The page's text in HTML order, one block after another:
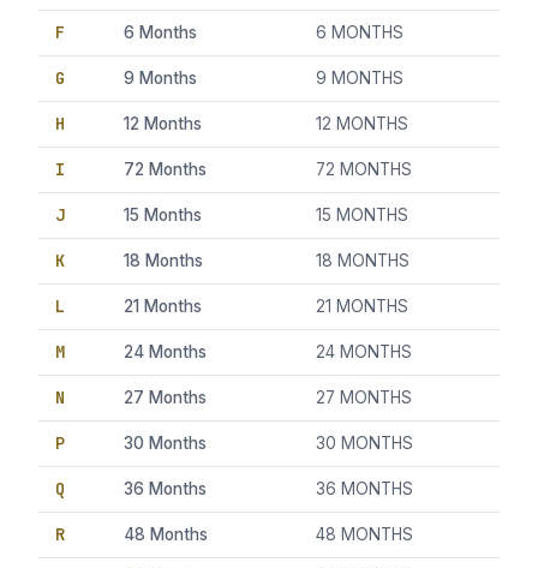
F 6 Months 6 MONTHS
G 9 Months 9 MONTHS
H 12 Months 12 MONTHS
I 72 Months 72 MONTHS
J 15 Months 15 MONTHS
K 18 Months 18 MONTHS
L 21 Months 21 MONTHS
M 24 Months 24 MONTHS
N 27 Months 27 MONTHS
P 30 Months 30 MONTHS
Q 36 Months 36 MONTHS
R 48 Months 48 MONTHS